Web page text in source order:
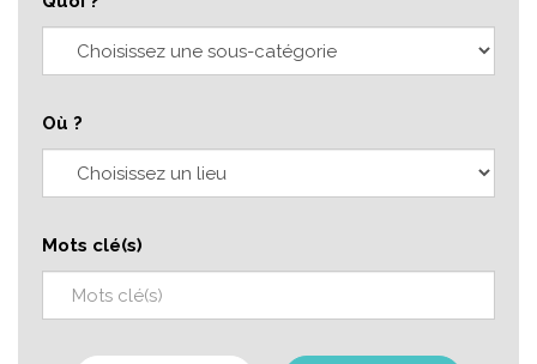
Où ?
Mots clé(s)